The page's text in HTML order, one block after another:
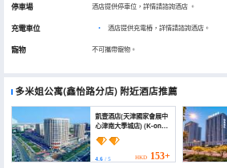
停車場 酒店提供停車位，詳情請諮詢酒店 。
充電車位 • 酒店提供充電樁，詳情請諮詢酒店。
寵物 不可攜帶寵物。
多米姐公寓(鑫怡路分店) 附近酒店推薦
凱壹酒店(天津國家會展中
心津南大學城店) (K-one
Hotel (Xin'ao Plaza
Jinnan AEON Mall))
4.6 / 5 HKD 153+